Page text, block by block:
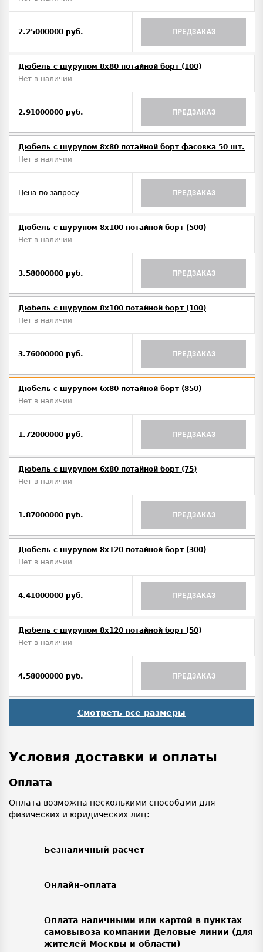
2.25000000 руб. ПРЕДЗАКАЗ
Дюбель с шурупом 8х80 потайной борт (100)
Нет в наличии
2.91000000 руб. ПРЕДЗАКАЗ
Дюбель с шурупом 8х80 потайной борт фасовка 50 шт.
Нет в наличии
Цена по запросу ПРЕДЗАКАЗ
Дюбель с шурупом 8х100 потайной борт (500)
Нет в наличии
3.58000000 руб. ПРЕДЗАКАЗ
Дюбель с шурупом 8х100 потайной борт (100)
Нет в наличии
3.76000000 руб. ПРЕДЗАКАЗ
Дюбель с шурупом 6х80 потайной борт (850)
Нет в наличии
1.72000000 руб. ПРЕДЗАКАЗ
Дюбель с шурупом 6х80 потайной борт (75)
Нет в наличии
1.87000000 руб. ПРЕДЗАКАЗ
Дюбель с шурупом 8х120 потайной борт (300)
Нет в наличии
4.41000000 руб. ПРЕДЗАКАЗ
Дюбель с шурупом 8х120 потайной борт (50)
Нет в наличии
4.58000000 руб. ПРЕДЗАКАЗ
Смотреть все размеры
Условия доставки и оплаты
Оплата
Оплата возможна несколькими способами для
физических и юридических лиц:
Безналичный расчет
Онлайн-оплата
Оплата наличными или картой в пунктах
самовывоза компании Деловые линии (для
жителей Москвы и области)